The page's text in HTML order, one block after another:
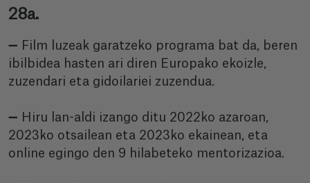
28a.
➖ Film luzeak garatzeko programa bat da, beren
ibilbidea hasten ari diren Europako ekoizle,
zuzendari eta gidoilariei zuzendua.
➖ Hiru lan-aldi izango ditu 2022ko azaroan,
2023ko otsailean eta 2023ko ekainean, eta
online egingo den 9 hilabeteko mentorizazioa.